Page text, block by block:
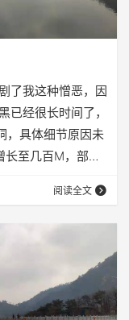
了我这种憎恶，因
已经很长时间了，
，具体细节原因未
至几百M，部分
最开始的时候问题
病毒变本加厉，把
站已经无法访
的链接都不能访
阅读全文